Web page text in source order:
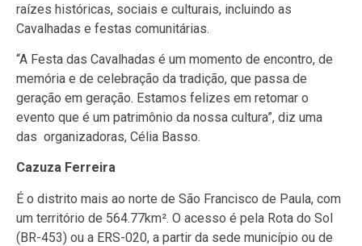
raízes históricas, sociais e culturais, incluindo as
Cavalhadas e festas comunitárias.
“A Festa das Cavalhadas é um momento de encontro, de
memória e de celebração da tradição, que passa de
geração em geração. Estamos felizes em retomar o
evento que é um patrimônio da nossa cultura”, diz uma
das organizadoras, Célia Basso.
Cazuza Ferreira
É o distrito mais ao norte de São Francisco de Paula, com
um território de 564.77km². O acesso é pela Rota do Sol
(BR-453) ou a ERS-020, a partir da sede município ou de